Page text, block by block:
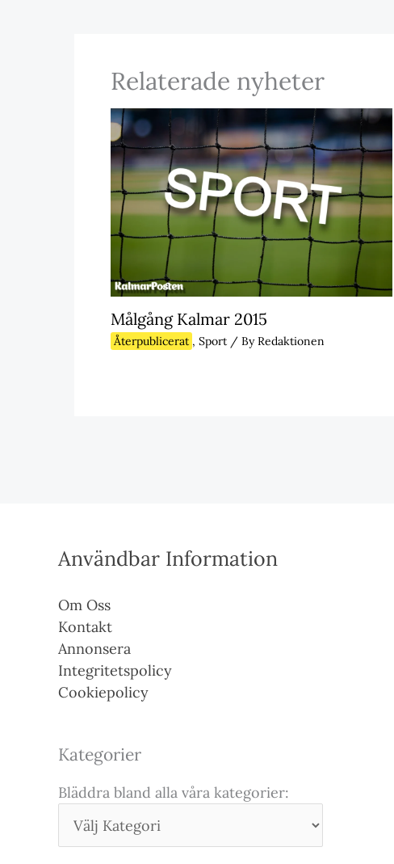
Relaterade nyheter
Målgång Kalmar 2015
Återpublicerat , Sport / ByRedaktionen
Användbar Information
Om Oss
Kontakt
Annonsera
Integritetspolicy
Cookiepolicy
Kategorier
Bläddra bland alla våra kategorier: